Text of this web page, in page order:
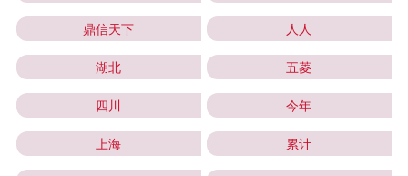
鼎信天下 人人
湖北 五菱
四川 今年
上海 累计